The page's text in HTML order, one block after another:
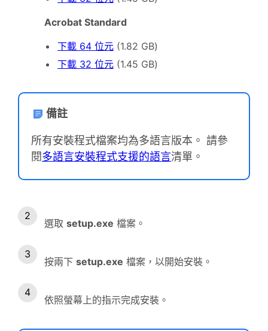
Acrobat Standard
下載 64 位元 (1.82 GB)
下載 32 位元 (1.45 GB)
備註
所有安裝程式檔案均為多語言版本。 請參
閱多語言安裝程式支援的語言清單。
選取 setup.exe 檔案。
按兩下 setup.exe 檔案，以開始安裝。
依照螢幕上的指示完成安裝。